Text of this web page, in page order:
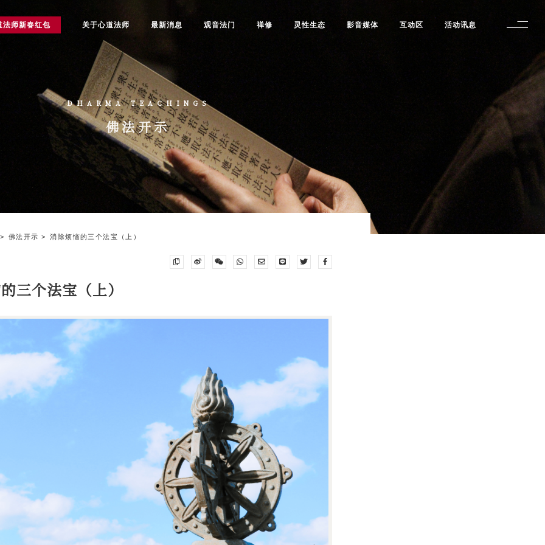
DHARMA TEACHINGS
佛法开示
佛法开示 消除烦恼的三个法宝（上）
三个法宝（上）
法师新春红包 关于心道法师 最新消息 观音法门 禅修 灵性生态 影音媒体 互动区 活动讯息